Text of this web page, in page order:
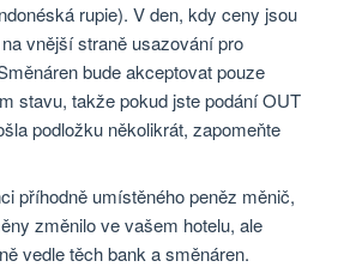
rupie). V den, kdy ceny jsou
vnější straně usazování pro
bude akceptovat pouze
stavu, takže pokud jste podání OUT
podložku několikrát, zapomeňte
příhodně umístěného peněz měnič,
změnilo ve vašem hotelu, ale
vedle těch bank a směnáren.